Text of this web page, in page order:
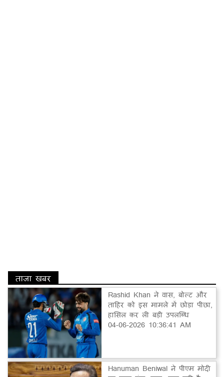
ताज़ा खबर
Rashid Khan ने वास, बोल्ट और
ताहिर को इस मामले में छोड़ा पीछा,
हासिल कर ली बड़ी उपलब्धि
04-06-2026 10:36:41 AM
Hanuman Beniwal ने पीएम मोदी